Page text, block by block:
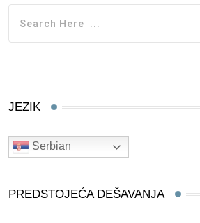
JEZIK
Serbian
PREDSTOJEĆA DEŠAVANJA